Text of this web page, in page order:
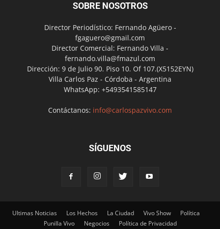
SOBRE NOSOTROS
Director Periodístico: Fernando Agüero -
fgaguero@gmail.com
Director Comercial: Fernando Villa -
fernando.villa@fmazul.com
Dirección: 9 de Julio 90. Piso 10. Of 107.(X5152EYN)
Villa Carlos Paz - Córdoba - Argentina
WhatsApp: +5493541585147
Contáctanos: info@carlospazvivo.com
SÍGUENOS
Ultimas Noticias Los Hechos La Ciudad Vivo Show
Política
Punilla Vivo
Negocios Política de Privacidad